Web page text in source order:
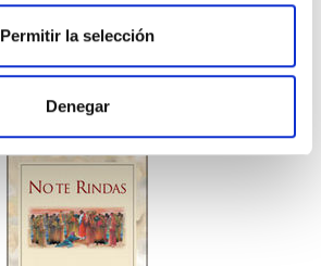
Permitir la selección
Denegar
12,34€
Sin stock